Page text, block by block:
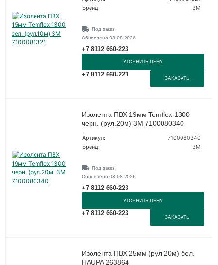
Бренд:
3М
Под заказ
Обновлено 08.08.2026
+7 8112 660-223
УТОЧНИТЬ ЦЕНУ
+7 8112 660-223
ЗАКАЗАТЬ
Изолента ПВХ 19мм Temflex 1300
черн. (рул.20м) 3М 7100080340
Артикул:
7100080340
Бренд:
3М
Под заказ
Обновлено 08.08.2026
+7 8112 660-223
УТОЧНИТЬ ЦЕНУ
+7 8112 660-223
ЗАКАЗАТЬ
Изолента ПВХ 25мм (рул.20м) бел.
HAUPA 263864